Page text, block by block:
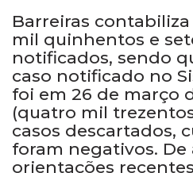
Barreiras
mil quinhentos e
notificados, sendo
caso notificado no
foi em 26 de março
(quatro mil
casos descartados,
foram negativos. De
orientações